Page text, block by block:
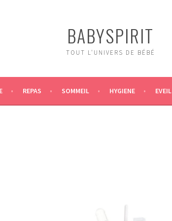
BABYSPIRIT
TOUT L'UNIVERS DE BÉBÉ
REPAS SOMMEIL HYGIENE EVEIL